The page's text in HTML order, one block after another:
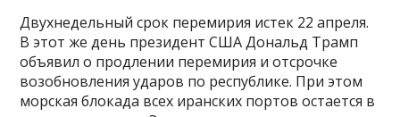
Двухнедельный срок перемирия истек 22 апреля.
В этот же день президент США Дональд Трамп
объявил о продлении перемирия и отсрочке
возобновления ударов по республике. При этом
морская блокада всех иранских портов остается в